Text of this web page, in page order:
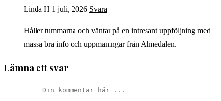
Linda H 1 juli, 2026 Svara
Håller tummarna och väntar på en intresant uppföljning med
massa bra info och uppmaningar från Almedalen.
Lämna ett svar